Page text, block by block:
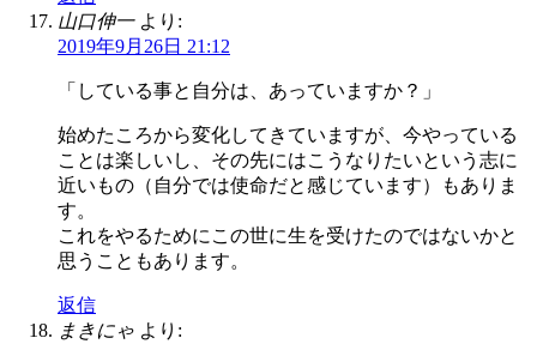
山口伸一 より:
2019年9月26日 21:12
「している事と自分は、あっていますか？」
始めたころから変化してきていますが、今やっている
ことは楽しいし、その先にはこうなりたいという志に
近いもの（自分では使命だと感じています）もありま
す。
これをやるためにこの世に生を受けたのではないかと
思うこともあります。
返信
まきにゃ より: